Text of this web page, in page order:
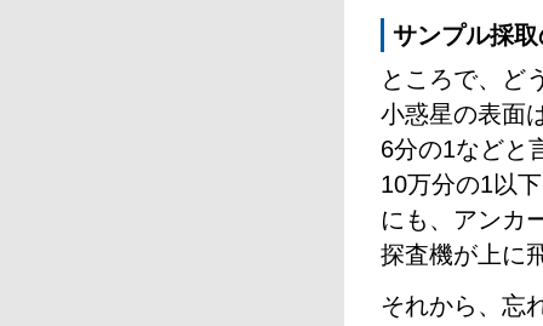
サンプル採
ところで、ど
小惑星の表面
6分の1などと
10万分の1以
にも、アンカ
探査機が上に
それから、忘